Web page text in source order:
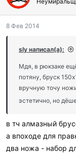
о
а
и
и
:
8 Фев 2014
sly написал(а):
Мдя, в рюкзаке
потяну, бруск
вручную точу
эстетично, но
в тч алмазный
а впоходе для
два ножа - набор